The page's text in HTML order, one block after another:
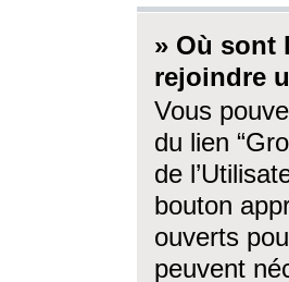
» Où sont
rejoindre
Vous
du lien
de
bouton
ouverts
peuvent